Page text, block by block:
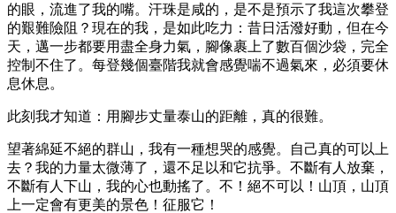
的眼，流進了我的嘴。汗珠是咸的，是不是預示了我這次攀登
的艱難險阻？現在的我，是如此吃力：昔日活潑好動，但在今
天，邁一步都要用盡全身力氣，腳像裹上了數百個沙袋，完全
控制不住了。每登幾個臺階我就會感覺喘不過氣來，必須要休
息休息。
此刻我才知道：用腳步丈量泰山的距離，真的很難。
望著綿延不絕的群山，我有一種想哭的感覺。自己真的可以上
去？我的力量太微薄了，還不足以和它抗爭。不斷有人放棄，
不斷有人下山，我的心也動搖了。不！絕不可以！山頂，山頂
上一定會有更美的景色！征服它！